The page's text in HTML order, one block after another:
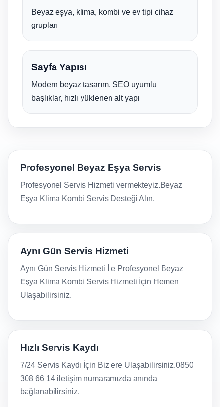
Beyaz eşya, klima, kombi ve ev tipi cihaz
grupları
Sayfa Yapısı
Modern beyaz tasarım, SEO uyumlu
başlıklar, hızlı yüklenen alt yapı
Profesyonel Beyaz Eşya Servis
Profesyonel Servis Hizmeti vermekteyiz.Beyaz
Eşya Klima Kombi Servis Desteği Alın.
Aynı Gün Servis Hizmeti
Aynı Gün Servis Hizmeti İle Profesyonel Beyaz
Eşya Klima Kombi Servis Hizmeti İçin Hemen
Ulaşabilirsiniz.
Hızlı Servis Kaydı
7/24 Servis Kaydı İçin Bizlere Ulaşabilirsiniz.0850
308 66 14 iletişim numaramızda anında
bağlanabilirsiniz.